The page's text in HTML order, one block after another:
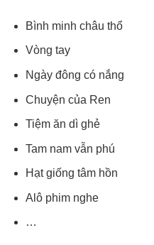
Bình minh châu thổ
Vòng tay
Ngày đông có nắng
Chuyện của Ren
Tiệm ăn dì ghẻ
Tam nam vẫn phú
Hạt giống tâm hồn
Alô phim nghe
…